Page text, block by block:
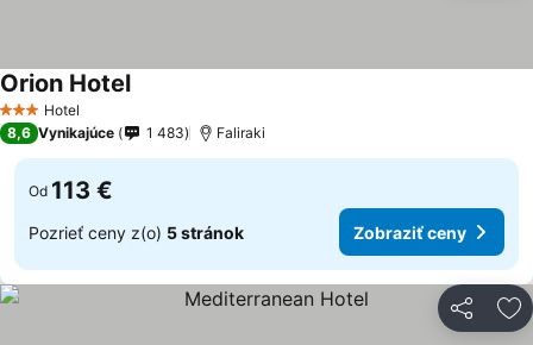
3 Počet hviezdičiek
Hotel
Orion Hotel
8,6 Vynikajúce 1 483 Faliraki
Od 113 €
Pozrieť ceny z(o) 5 stránok Zobraziť ceny
Zdieľať